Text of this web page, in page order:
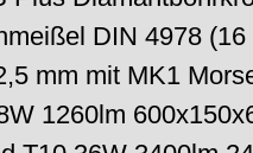
DIN 4978
mm mit MK1
1260lm